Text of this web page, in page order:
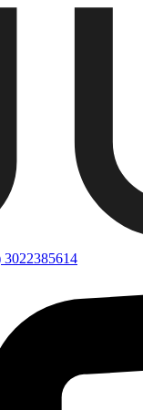
3022385614